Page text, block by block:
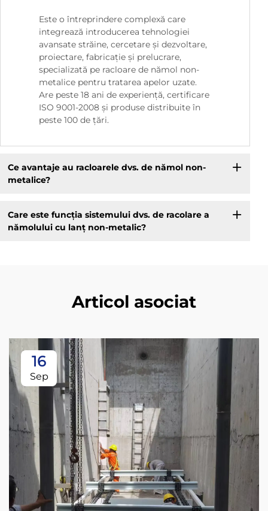
Este o întreprindere complexă care
integrează introducerea tehnologiei
avansate străine, cercetare și dezvoltare,
proiectare, fabricație și prelucrare,
specializată pe racloare de nămol non-
metalice pentru tratarea apelor uzate.
Are peste 18 ani de experiență, certificare
ISO 9001-2008 și produse distribuite în
peste 100 de țări.
Ce avantaje au racloarele dvs. de nămol non-
metalice?
Care este funcția sistemului dvs. de racolare a
nămolului cu lanț non-metalic?
Articol asociat
16
Sep